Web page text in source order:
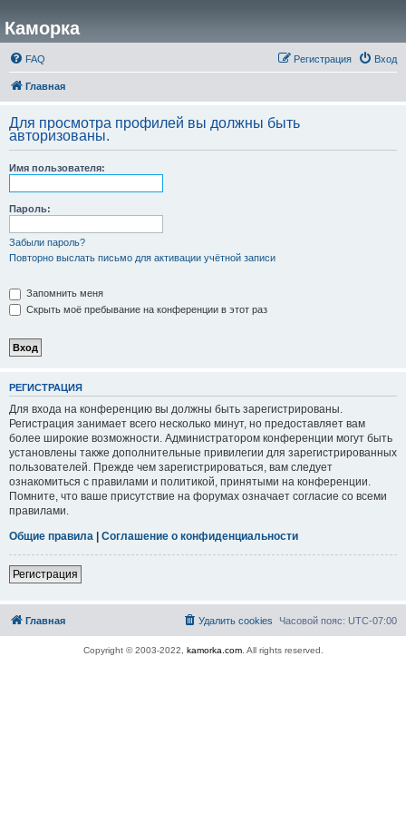
Каморка
FAQ Вход
Регистрация
Главная
Для просмотра профилей вы должны быть
авторизованы.
Имя пользователя:
Пароль:
Забыли пароль?
Повторно выслать письмо для активации учётной записи
Запомнить меня
Скрыть моё пребывание на конференции в этот раз
РЕГИСТРАЦИЯ
Для входа на конференцию вы должны быть зарегистрированы.
Регистрация занимает всего несколько минут, но предоставляет вам
более широкие возможности. Администратором конференции могут быть
установлены также дополнительные привилегии для зарегистрированных
пользователей. Прежде чем зарегистрироваться, вам следует
ознакомиться с правилами и политикой, принятыми на конференции.
Помните, что ваше присутствие на форумах означает согласие со всеми
правилами.
Общие правила | Соглашение о конфиденциальности
Регистрация
Главная Часовой пояс: UTC-07:00
Удалить cookies
Copyright © 2003-2022, kamorka.com. All rights reserved.